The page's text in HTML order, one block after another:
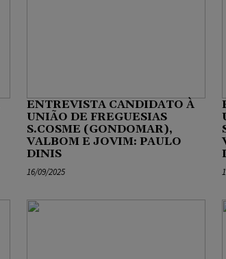
ENTREVISTA CANDIDATO À
UNIÃO DE FREGUESIAS
S.COSME (GONDOMAR),
VALBOM E JOVIM: PAULO
DINIS
16/09/2025